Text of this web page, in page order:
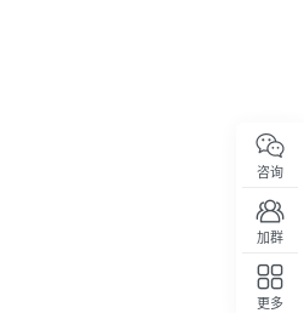
咨询
加群
更多